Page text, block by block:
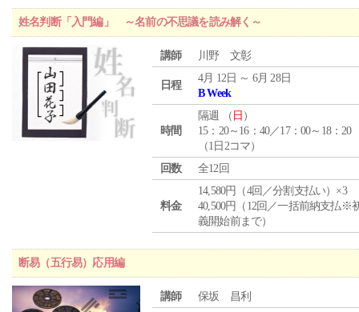
姓名判断「入門編」 ～名前の不思議を読み解く～
講師 川野 文彰
日程
4月 12日 ～ 6月 28日
B Week
時間
隔週 （ 日 ）
15：20～16：40／17：00～18：20
（1日2コマ）
回数
全12回
料金
14,580円（4回／分割支払い）×3
40,500円（12回／一括前納支払※
義開始前まで）
断易（五行易）応用編
講師 保坂 昌利